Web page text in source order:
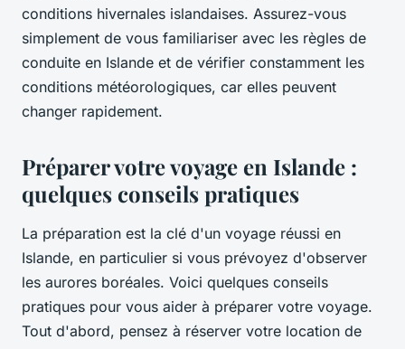
conditions hivernales islandaises. Assurez-vous
simplement de vous familiariser avec les règles de
conduite en Islande et de vérifier constamment les
conditions météorologiques, car elles peuvent
changer rapidement.
Préparer votre voyage en Islande :
quelques conseils pratiques
La préparation est la clé d'un voyage réussi en
Islande, en particulier si vous prévoyez d'observer
les aurores boréales. Voici quelques conseils
pratiques pour vous aider à préparer votre voyage.
Tout d'abord, pensez à réserver votre location de